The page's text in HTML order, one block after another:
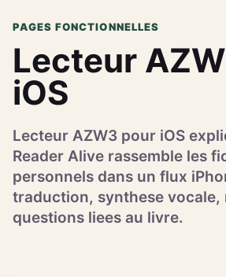
PAGES FONCTIONNELLES
Lecteur
iOS
Lecteur AZW3 pour iOS
Reader Alive rassemble les
personnels dans un flux
traduction, synthese vocale,
questions liees au livre.